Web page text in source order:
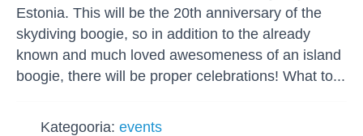
Estonia. This will be the 20th anniversary of the
skydiving boogie, so in addition to the already
known and much loved awesomeness of an island
boogie, there will be proper celebrations! What to...
Kategooria: events